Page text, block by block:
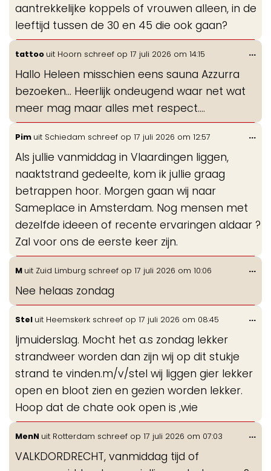
aantrekkelijke koppels of vrouwen alleen, in de
leeftijd tussen de 30 en 45 die ook gaan?
tattoo uit Hoorn schreef op 17 juli 2026 om 14:15
Hallo Heleen misschien eens sauna Azzurra
bezoeken... Heerlijk ondeugend waar net wat
meer mag maar alles met respect....
...
Pim uit Schiedam schreef op 17 juli 2026 om 12:57
Als jullie vanmiddag in Vlaardingen liggen,
naaktstrand gedeelte, kom ik jullie graag
betrappen hoor. Morgen gaan wij naar
Sameplace in Amsterdam. Nog mensen met
dezelfde ideeen of recente ervaringen aldaar ?
Zal voor ons de eerste keer zijn.
...
M uit Zuid Limburg schreef op 17 juli 2026 om 10:06
Nee helaas zondag
...
Stel uit Heemskerk schreef op 17 juli 2026 om 08:45
Ijmuiderslag. Mocht het a.s zondag lekker
strandweer worden dan zijn wij op dit stukje
strand te vinden.m/v/stel wij liggen gier lekker
open en bloot zien en gezien worden lekker.
Hoop dat de chate ook open is ,wie
...
MenN uit Rotterdam schreef op 17 juli 2026 om 07:03
VALKDORDRECHT, vanmiddag tijd of
...